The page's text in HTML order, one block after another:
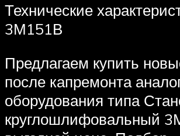
Технические
3М151В
Предлагаем купить
после капремонта
оборудования типа
круглошлифовальный